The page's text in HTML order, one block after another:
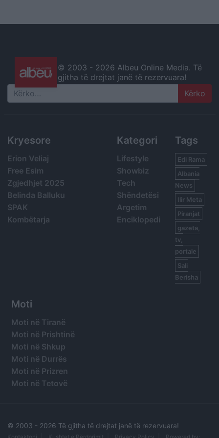
© 2003 - 2026 Albeu Online Media. Të
gjitha të drejtat janë të rezervuara!
Search
Kryesore
Erion Veliaj
Free Esim
Zgjedhjet 2025
Belinda Balluku
SPAK
Kombëtarja
Kategori
Lifestyle
Showbiz
Tech
Shëndetësi
Argetim
Enciklopedi
Tags
Edi Rama
Albania
News
Ilir Meta
Piranjat
gazeta,
tv,
portale
Sali
Berisha
Moti
Moti në Tiranë
Moti në Prishtinë
Moti në Shkup
Moti në Durrës
Moti në Prizren
Moti në Tetovë
© 2003 - 2026 Të gjitha të drejtat janë të rezervuara!